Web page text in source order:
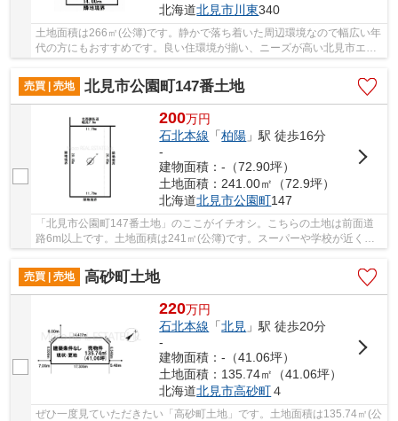
北海道北見市川東340
土地面積は266㎡(公簿)です。静かで落ち着いた周辺環境なので幅広い年
代の方にもおすすめです。良い住環境が揃い、ニーズが高い北見市エリ
売買 | 売地
北見市公園町147番土地
200万円
石北本線 「柏陽 」駅 徒歩16分
-
建物面積：-（72.90坪）
土地面積：241.00㎡（72.9坪）
北海道北見市公園町147
「北見市公園町147番土地」のここがイチオシ。こちらの土地は前面道
路6m以上です。土地面積は241㎡(公簿)です。スーパーや学校が近くに
売買 | 売地
高砂町土地
220万円
石北本線 「北見 」駅 徒歩20分
-
建物面積：-（41.06坪）
土地面積：135.74㎡（41.06坪）
北海道北見市高砂町４
ぜひ一度見ていただきたい「高砂町土地」です。土地面積は135.74㎡(公